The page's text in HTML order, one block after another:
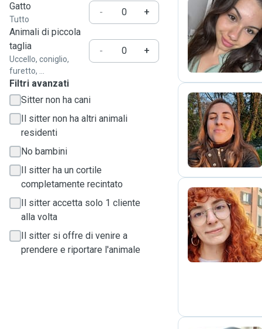
Gatto
Tutto
-
+
Animali di piccola
taglia
Uccello, coniglio,
furetto, ...
- +
Filtri avanzati
Sitter non ha cani
Il sitter non ha altri animali
residenti
No bambini
Il sitter ha un cortile
completamente recintato
Il sitter accetta solo 1 cliente
alla volta
Il sitter si offre di venire a
prendere e riportare l'animale
S
E
J